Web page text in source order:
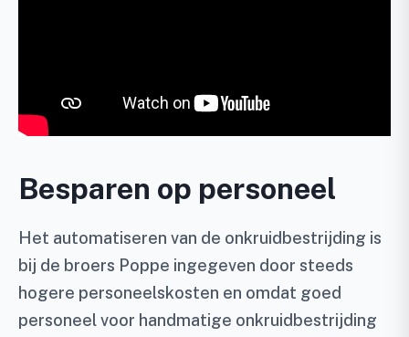
Besparen op personeel
Het automatiseren van de onkruidbestrijding is
bij de broers Poppe ingegeven door steeds
hogere personeelskosten en omdat goed
personeel voor handmatige onkruidbestrijding